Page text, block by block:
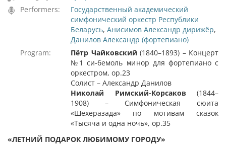
Performers:
Государственный академический
симфонический оркестр Республики
Беларусь, Анисимов Александр дирижёр,
Данилов Александр (фортепиано)
Program:
Пётр Чайковский (1840–1893) – Концерт
№1 си-бемоль минор для фортепиано с
оркестром, ор.23
Солист – Александр Данилов
Николай Римский-Корсаков (1844–
1908) – Симфоническая сюита
«Шехеразада» по мотивам сказок
«Тысяча и одна ночь», ор.35
«ЛЕТНИЙ ПОДАРОК ЛЮБИМОМУ ГОРОДУ»